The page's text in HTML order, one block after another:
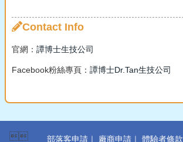
Contact Info
官網： 譚博士生技公司
Facebook粉絲專頁： 譚博士Dr.Tan生技公司
 部落客申請 ｜ 廠商申請 ｜ 體驗者條款